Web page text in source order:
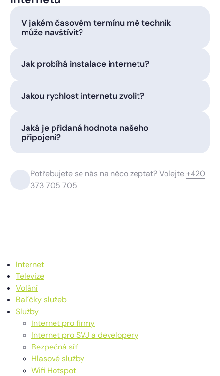
V jakém časovém termínu mě technik
může navštívit?
Jak probíhá instalace internetu?
Jakou rychlost internetu zvolit?
Jaká je přidaná hodnota našeho
připojení?
Potřebujete se nás na něco zeptat? Volejte+420
373 705 705
Internet
Televize
Volání
Balíčky služeb
Služby
Internet pro firmy
Internet pro SVJ a developery
Bezpečná síť
Hlasové služby
Wifi Hotspot